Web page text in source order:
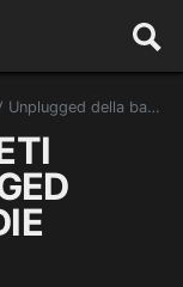
della band di Eddie Vedder